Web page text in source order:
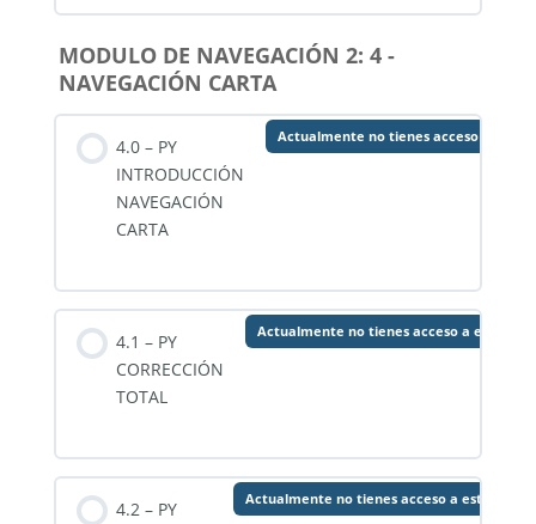
MODULO DE NAVEGACIÓN 2: 4 -
NAVEGACIÓN CARTA
4.0 – PY
INTRODUCCIÓN
NAVEGACIÓN
CARTA
Actualmente no tienes acceso a este
4.1 – PY
CORRECCIÓN
TOTAL
Actualmente no tienes acceso a este
4.2 – PY
Actualmente no tienes acceso a este